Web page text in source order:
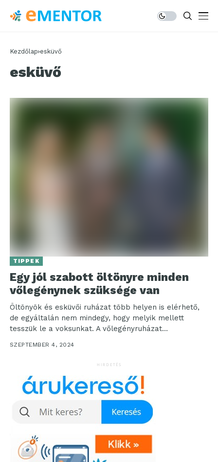
Kezdőlap esküvő
esküvő
TIPPEK
Egy jól szabott öltönyre minden
vőlegénynek szüksége van
Öltönyök és esküvői ruházat több helyen is elérhető,
de egyáltalán nem mindegy, hogy melyik mellett
tesszük le a voksunkat. A vőlegényruházat
SZEPTEMBER 4, 2024
HIRDETÉS